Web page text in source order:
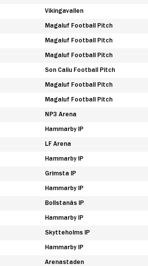
Vikingavallen
Magaluf Football Pitch
Magaluf Football Pitch
Magaluf Football Pitch
Son Caliu Football Pitch
Magaluf Football Pitch
Magaluf Football Pitch
NP3 Arena
Hammarby IP
LF Arena
Hammarby IP
Grimsta IP
Hammarby IP
Bollstanäs IP
Hammarby IP
Skytteholms IP
Hammarby IP
Arenastaden